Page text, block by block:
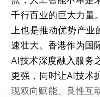
千行百业的巨大力量
上也是推动优势产业
速壮大。香港作为国
AI技术深度融入服务
更强，同时让AI技术
现双向赋能、良性互